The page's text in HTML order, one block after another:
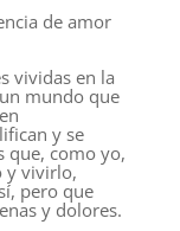
de amor
vividas en la
mundo que
y se
que, como yo,
y vivirlo,
pero que
y dolores.